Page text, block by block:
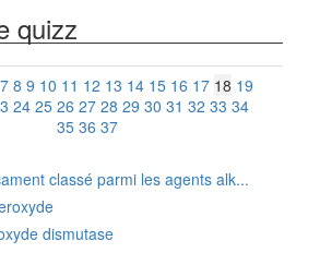
quizz
7 8 9 10 11 12 13 14 15 16 17 18 19
24 25 26 27 28 29 30 31 32 33 34
35 36 37
classé parmi les agents alk...
dismutase